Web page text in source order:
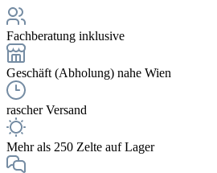
Fachberatung inklusive
Geschäft (Abholung) nahe Wien
rascher Versand
Mehr als 250 Zelte auf Lager